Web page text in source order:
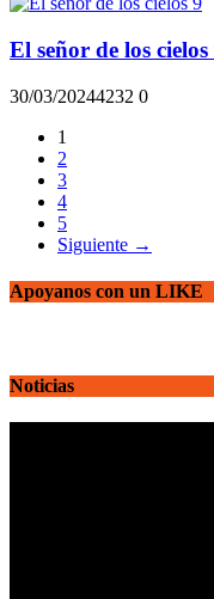
El señor de los
30/03/20244232 0
1
2
3
4
5
Siguiente →
Apoyanos con un LIKE
Noticias